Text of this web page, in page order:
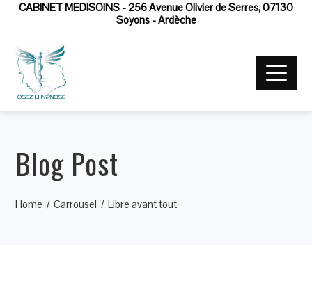
CABINET MEDISOINS - 256 Avenue Olivier de Serres, 07130
Soyons - Ardèche
Blog Post
Home Carrousel Libre avant tout